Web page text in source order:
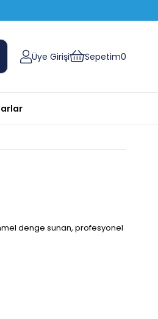
Üye Girişi Sepetim0
denge sunan, profesyonel